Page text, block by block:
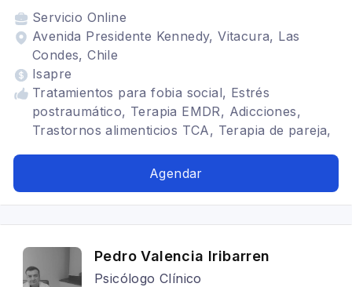
Servicio Online
Avenida Presidente Kennedy, Vitacura, Las
Condes, Chile
Isapre
Tratamientos para fobia social, Estrés
postraumático, Terapia EMDR, Adicciones,
Trastornos alimenticios TCA, Terapia de pareja,
Crisis de Pánico, Trastornos del ánimo,
Sexual, Trastornos de la personalidad, Hipnosis
Ericksoniana, Terapia familiar, Adulto, TOC
Agendar
Pedro Valencia Iribarren
Psicólogo Clínico